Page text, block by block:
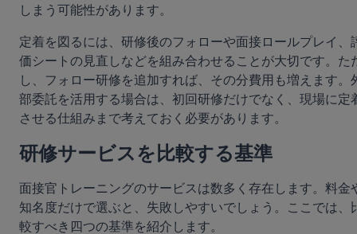
しまう可能性があります。
定着を図るには、研修後のフォローや面接ロールプレイ、
価シートの見直しなどを組み合わせることが大切です。た
し、フォロー研修を追加すれば、その分費用も増えます。
部委託を活用する場合は、初回研修だけでなく、現場に定
させる仕組みまで考えておく必要があります。
研修サービスを比較する基準
面接官トレーニングのサービスは数多く存在します。料金
知名度だけで選ぶと、失敗しやすいでしょう。ここでは、
較すべき四つの基準を紹介します。